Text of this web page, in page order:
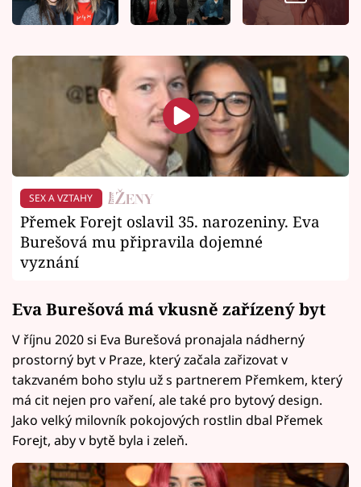
SEX A VZTAHY
Přemek Forejt oslavil 35. narozeniny. Eva
Burešová mu připravila dojemné
vyznání
Eva Burešová má vkusně zařízený byt
V říjnu 2020 si Eva Burešová pronajala nádherný
prostorný byt v Praze, který začala zařizovat v
takzvaném boho stylu už s partnerem Přemkem, který
má cit nejen pro vaření, ale také pro bytový design.
Jako velký milovník pokojových rostlin dbal Přemek
Forejt, aby v bytě byla i zeleň.